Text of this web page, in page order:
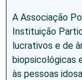
A Associação
Instituição
lucrativos e de
biopsicológicas
às pessoas